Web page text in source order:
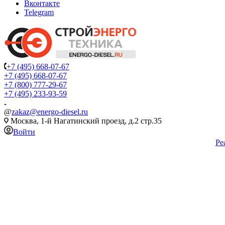
Вконтакте
Telegram
+7 (495) 668-07-67
+7 (495) 668-07-67
+7 (800) 777-29-67
+7 (495) 233-93-59
@zakaz@energo-diesel.ru
Москва, 1-й Нагатинский проезд, д.2 стр.35
Войти